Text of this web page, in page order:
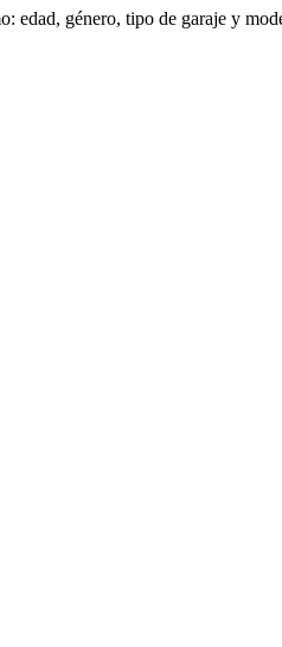
edad, género, tipo de garaje y